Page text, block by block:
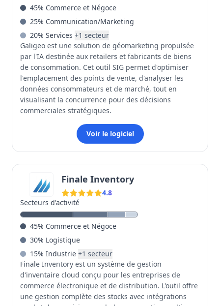
45% Commerce et Négoce
25% Communication/Marketing
20% Services +1 secteur
Galigeo est une solution de géomarketing propulsée
par l'IA destinée aux retailers et fabricants de biens
de consommation. Cet outil SIG permet d'optimiser
l'emplacement des points de vente, d'analyser les
données consommateurs et de marché, tout en
visualisant la concurrence pour des décisions
commerciales stratégiques.
Voir le logiciel
Finale Inventory
4.8
Secteurs d'activité
45% Commerce et Négoce
30% Logistique
15% Industrie +1 secteur
Finale Inventory est un système de gestion
d'inventaire cloud conçu pour les entreprises de
commerce électronique et de distribution. L'outil offre
une gestion complète des stocks avec intégrations